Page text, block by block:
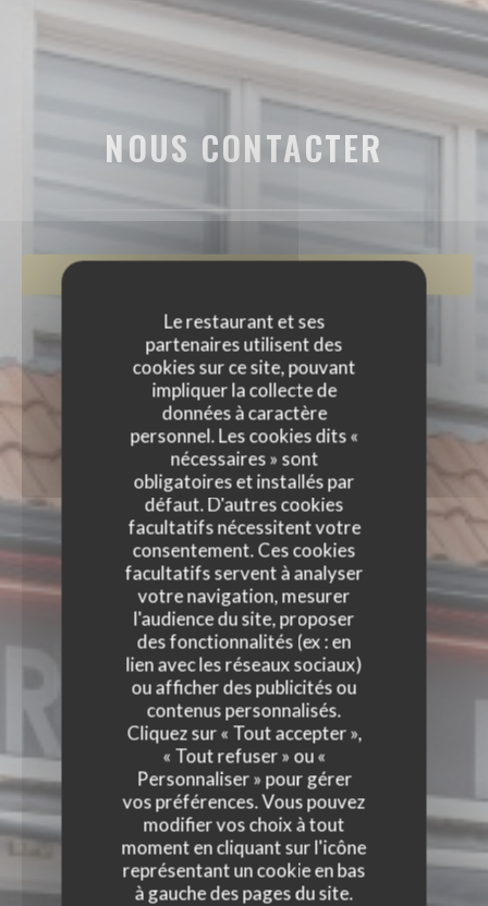
Le restaurant et ses
partenaires utilisent des
cookies sur ce site, pouvant
impliquer la collecte de
données à caractère
personnel. Les cookies dits «
nécessaires » sont
obligatoires et installés par
défaut. D'autres cookies
facultatifs nécessitent votre
consentement. Ces cookies
facultatifs servent à analyser
votre navigation, mesurer
l'audience du site, proposer
des fonctionnalités (ex : en
lien avec les réseaux sociaux)
ou afficher des publicités ou
contenus personnalisés.
Cliquez sur « Tout accepter »,
« Tout refuser » ou «
Personnaliser » pour gérer
vos préférences. Vous pouvez
modifier vos choix à tout
moment en cliquant sur l'icône
représentant un cookie en bas
à gauche des pages du site.
NOUS CONTACTER